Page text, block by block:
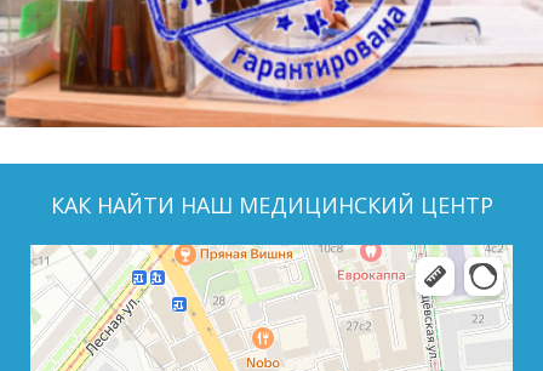
КАК НАЙТИ НАШ МЕДИЦИНСКИЙ ЦЕНТР